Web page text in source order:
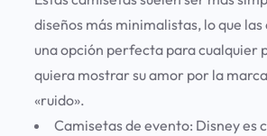
diseños más minimalistas, lo que
una opción perfecta para cualquier
quiera mostrar su amor por la
«ruido».
Camisetas de evento: Disney es